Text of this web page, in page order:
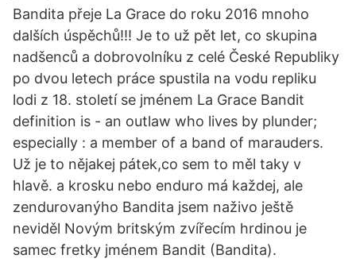
Bandita přeje La Grace do roku 2016 mnoho
dalších úspěchů!!! Je to už pět let, co skupina
nadšenců a dobrovolníku z celé České Republiky
po dvou letech práce spustila na vodu repliku
lodi z 18. století se jménem La Grace Bandit
definition is - an outlaw who lives by plunder;
especially : a member of a band of marauders.
Už je to nějakej pátek,co sem to měl taky v
hlavě. a krosku nebo enduro má každej, ale
zendurovanýho Bandita jsem naživo ještě
neviděl Novým britským zvířecím hrdinou je
samec fretky jménem Bandit (Bandita).